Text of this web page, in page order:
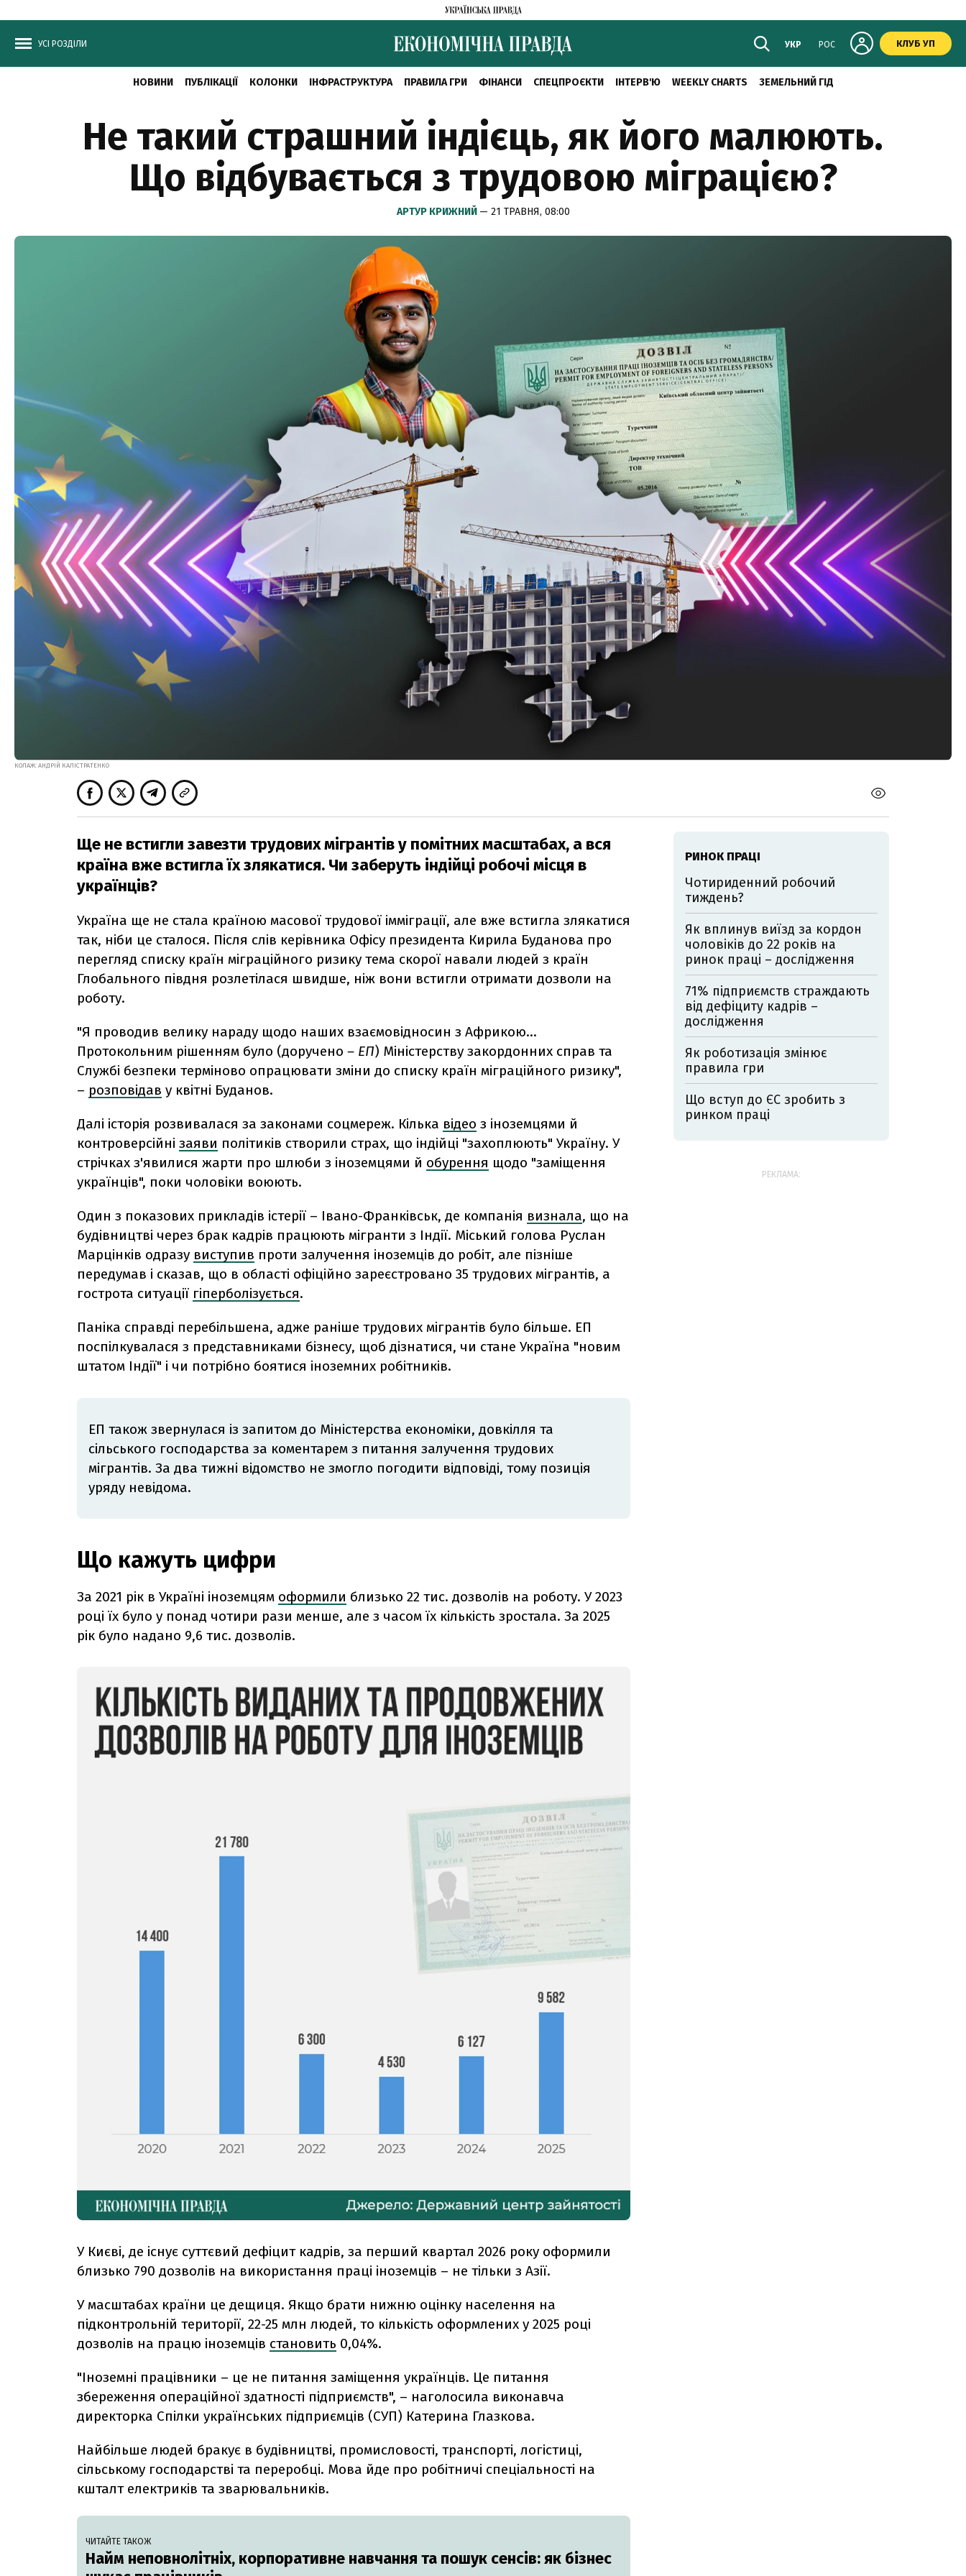
УСІ РОЗДІЛИ УКР РОС КЛУБ УП
НОВИНИ ПУБЛІКАЦІЇ КОЛОНКИ ІНФРАСТРУКТУРА ПРАВИЛА ГРИ ФІНАНСИ СПЕЦПРОЄКТИ ІНТЕРВ'Ю WEEKLY CHARTS ЗЕМЕЛЬНИЙ ГІД
Не такий страшний індієць, як його малюють.
Що відбувається з трудовою міграцією?
АРТУР КРИЖНИЙ — 21 ТРАВНЯ, 08:00
КОЛАЖ: АНДРІЙ КАЛІСТРАТЕНКО
Ще не встигли завезти трудових мігрантів у помітних масштабах, а вся
країна вже встигла їх злякатися. Чи заберуть індійці робочі місця в
українців?
Україна ще не стала країною масової трудової імміграції, але вже встигла злякатися
так, ніби це сталося. Після слів керівника Офісу президента Кирила Буданова про
перегляд списку країн міграційного ризику тема скорої навали людей з країн
Глобального півдня розлетілася швидше, ніж вони встигли отримати дозволи на
роботу.
"Я проводив велику нараду щодо наших взаємовідносин з Африкою…
Протокольним рішенням було (доручено – ЕП) Міністерству закордонних справ та
Службі безпеки терміново опрацювати зміни до списку країн міграційного ризику",
– розповідав у квітні Буданов.
Далі історія розвивалася за законами соцмереж. Кілька відео з іноземцями й
контроверсійні заяви політиків створили страх, що індійці "захоплюють" Україну. У
стрічках з'явилися жарти про шлюби з іноземцями й обурення щодо "заміщення
українців", поки чоловіки воюють.
Один з показових прикладів істерії – Івано-Франківськ, де компанія визнала, що на
будівництві через брак кадрів працюють мігранти з Індії. Міський голова Руслан
Марцінків одразу виступив проти залучення іноземців до робіт, але пізніше
передумав і сказав, що в області офіційно зареєстровано 35 трудових мігрантів, а
гострота ситуації гіперболізується.
Паніка справді перебільшена, адже раніше трудових мігрантів було більше. ЕП
поспілкувалася з представниками бізнесу, щоб дізнатися, чи стане Україна "новим
штатом Індії" і чи потрібно боятися іноземних робітників.
ЕП також звернулася із запитом до Міністерства економіки, довкілля та
сільського господарства за коментарем з питання залучення трудових
мігрантів. За два тижні відомство не змогло погодити відповіді, тому позиція
уряду невідома.
Що кажуть цифри
За 2021 рік в Україні іноземцям оформили близько 22 тис. дозволів на роботу. У 2023
році їх було у понад чотири рази менше, але з часом їх кількість зростала. За 2025
рік було надано 9,6 тис. дозволів.
У Києві, де існує суттєвий дефіцит кадрів, за перший квартал 2026 року оформили
близько 790 дозволів на використання праці іноземців – не тільки з Азії.
У масштабах країни це дещиця. Якщо брати нижню оцінку населення на
підконтрольній території, 22-25 млн людей, то кількість оформлених у 2025 році
дозволів на працю іноземців становить 0,04%.
"Іноземні працівники – це не питання заміщення українців. Це питання
збереження операційної здатності підприємств", – наголосила виконавча
директорка Спілки українських підприємців (СУП) Катерина Глазкова.
Найбільше людей бракує в будівництві, промисловості, транспорті, логістиці,
сільському господарстві та переробці. Мова йде про робітничі спеціальності на
кшталт електриків та зварювальників.
ЧИТАЙТЕ ТАКОЖ
Найм неповнолітніх, корпоративне навчання та пошук сенсів: як бізнес
РИНОК ПРАЦІ
Чотириденний робочий
тиждень?
Як вплинув виїзд за кордон
чоловіків до 22 років на
ринок праці – дослідження
71% підприємств страждають
від дефіциту кадрів –
дослідження
Як роботизація змінює
правила гри
Що вступ до ЄС зробить з
ринком праці
РЕКЛАМА: